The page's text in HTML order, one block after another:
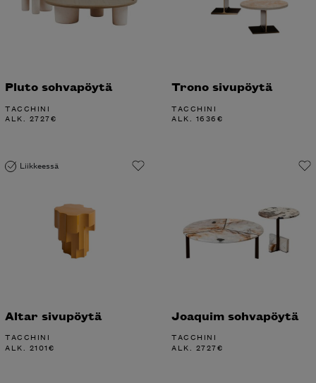
Pluto sohvapöytä
TACCHINI
ALK. 2727€
Trono sivupöytä
TACCHINI
ALK. 1636€
Liikkeessä
Altar sivupöytä
TACCHINI
ALK. 2101€
Joaquim sohvapöytä
TACCHINI
ALK. 2727€